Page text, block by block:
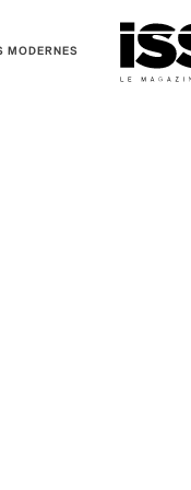
MODERNES